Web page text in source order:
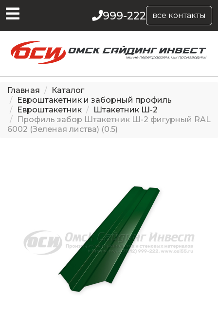
999-222 все контакты
Главная
Каталог
Евроштакетник и заборный профиль
Евроштакетник
Штакетник Ш-2
Профиль забор Штакетник Ш-2 фигурный RAL
6002 (Зеленая листва) (0.5)